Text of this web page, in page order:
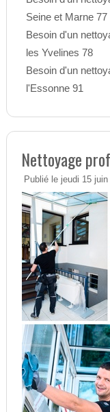
Seine et Marne 77
Besoin d'un
les Yvelines 78
Besoin d'un
l'Essonne 91
Nettoyage
Publié le jeudi 15